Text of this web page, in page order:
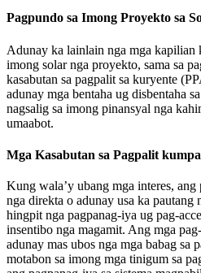
Pagpundo sa Imong Proyekto sa
Adunay ka lainlain nga mga kapilian
imong solar nga proyekto, sama sa
kasabutan sa pagpalit sa kuryente
adunay mga bentaha ug disbentaha
nagsalig sa imong pinansyal nga
umaabot.
Mga Kasabutan sa Pagpalit
Kung wala’y ubang mga interes, ang
nga direkta o adunay usa ka pautang
hingpit nga pagpanag-iya ug pag-
insentibo nga magamit. Ang mga
adunay mas ubos nga mga babag sa
motabon sa imong mga tinigum sa